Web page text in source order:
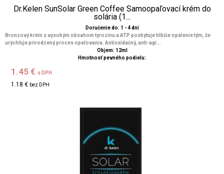
Dr.Kelen SunSolar Green Coffee Samoopaľovací krém do
solária (1...
Doručenie do: 1 - 4 dní
Bronzový krém s vysokým obsahom tyrozínu a ATP poskytuje hlbšie opálenie tým, že
urýchľuje prirodzený proces opaľovania. Antioxidačný, anti-agi...
Objem: 12ml
Hmotnosť pevného podielu:
1.45 € s DPH
1.18 € bez DPH